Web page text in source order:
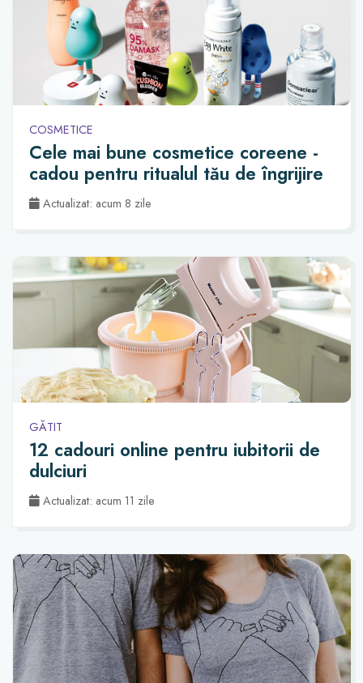
COSMETICE
Cele mai bune cosmetice coreene -
cadou pentru ritualul tău de îngrijire
Actualizat: acum 8 zile
GĂTIT
12 cadouri online pentru iubitorii de
dulciuri
Actualizat: acum 11 zile